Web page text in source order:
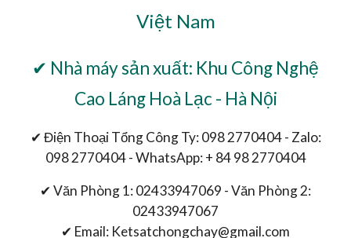
Việt Nam
✔ Nhà máy sản xuất: Khu Công Nghệ
Cao Láng Hoà Lạc - Hà Nội
✔ Điện Thoại Tổng Công Ty: 098 2770404 - Zalo:
098 2770404 - WhatsApp: + 84 98 2770404
✔ Văn Phòng 1: 02433947069 - Văn Phòng 2:
02433947067
✔ Email: Ketsatchongchay@gmail.com